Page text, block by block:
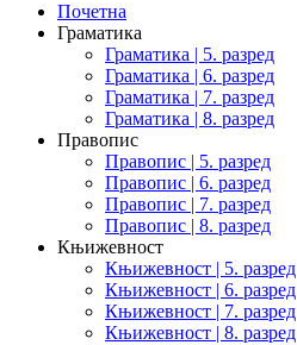
Почетна
Граматика
Граматика | 5. разред
Граматика | 6. разред
Граматика | 7. разред
Граматика | 8. разред
Правопис
Правопис | 5. разред
Правопис | 6. разред
Правопис | 7. разред
Правопис | 8. разред
Књижевност
Књижевност | 5. разред
Књижевност | 6. разред
Књижевност | 7. разред
Књижевност | 8. разред